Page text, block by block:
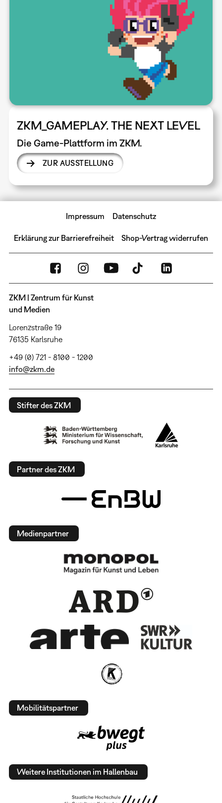
ZKM_GAMEPLAY. THE NEXT LEVEL
Die Game-Plattform im ZKM.
ZUR AUSSTELLUNG
Impressum Datenschutz
Erklärung zur Barrierefreiheit Shop-Vertrag widerrufen
ZKM | Zentrum für Kunst
und Medien
Lorenzstraße 19
76135 Karlsruhe
+49 (0) 721 - 8100 - 1200
info@zkm.de
Stifter des ZKM
Partner des ZKM
Medienpartner
Mobilitätspartner
Weitere Institutionen im Hallenbau